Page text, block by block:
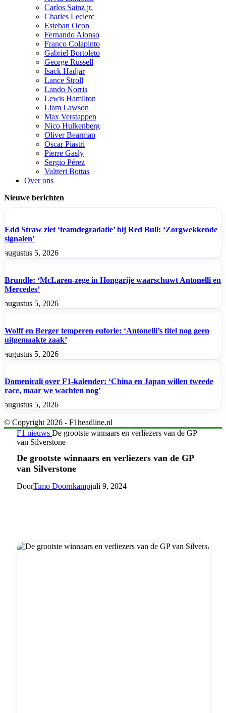
Carlos Sainz jr.
Charles Leclerc
Esteban Ocon
Fernando Alonso
Franco Colapinto
Gabriel Bortoleto
George Russell
Isack Hadjar
Lance Stroll
Lando Norris
Lewis Hamilton
Liam Lawson
Max Verstappen
Nico Hulkenberg
Oliver Bearman
Oscar Piastri
Pierre Gasly
Sergio Pérez
Valtteri Bottas
Over ons
Nieuwe berichten
Edd Straw ziet ‘teamdegradatie’ bij Red Bull: ‘Zorgwekkende
signalen’
augustus 5, 2026
Brundle: ‘McLaren-zege in Hongarije waarschuwt Antonelli en
Mercedes’
augustus 5, 2026
Wolff en Berger temperen euforie: ‘Antonelli’s titel nog geen
uitgemaakte zaak’
augustus 5, 2026
Domenicali over F1-kalender: ‘China en Japan willen tweede
race, maar we wachten nog’
augustus 5, 2026
© Copyright 2026 - F1headline.nl
F1 nieuws De grootste winnaars en verliezers van de GP
van Silverstone
De grootste winnaars en verliezers van de GP
van Silverstone
DoorTimo Doornkampjuli 9, 2024